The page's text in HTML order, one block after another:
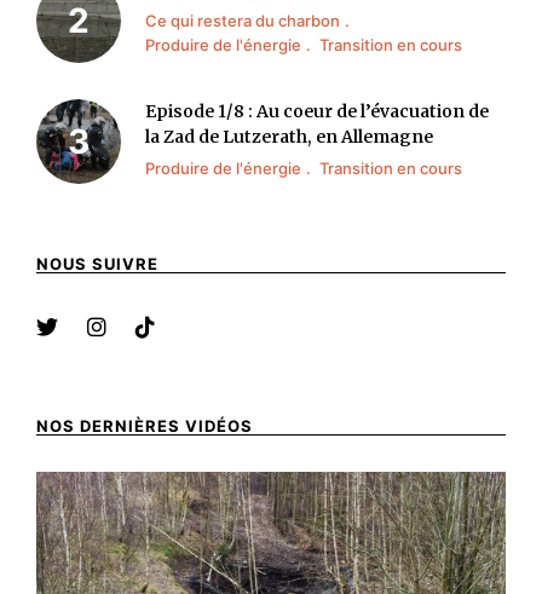
Ce qui restera du charbon
Produire de l'énergie
Transition en cours
Episode 1/8 : Au coeur de l’évacuation de
la Zad de Lutzerath, en Allemagne
Produire de l'énergie Transition en cours
NOUS SUIVRE
NOS DERNIÈRES VIDÉOS